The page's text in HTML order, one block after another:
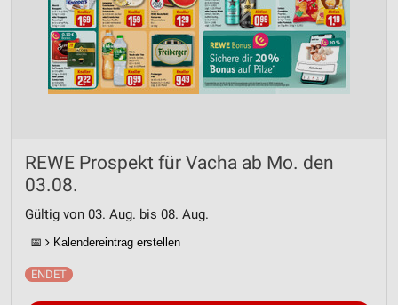
REWE Prospekt für Vacha ab Mo. den
03.08.
Gültig von 03. Aug. bis 08. Aug.
📅 Kalendereintrag erstellen